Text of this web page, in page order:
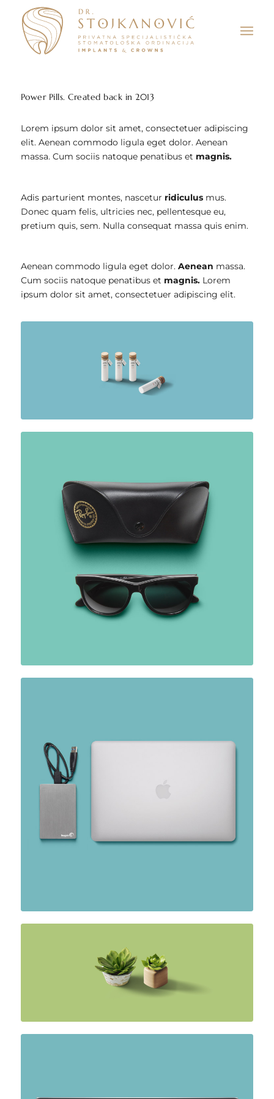
Power Pills. Created back in 2013
Lorem ipsum dolor sit amet, consectetuer adipiscing
elit. Aenean commodo ligula eget dolor. Aenean
massa. Cum sociis natoque penatibus et magnis.
Adis parturient montes, nascetur ridiculusmus.
Donec quam felis, ultricies nec, pellentesque eu,
pretium quis, sem. Nulla consequat massa quis enim.
Aenean commodo ligula eget dolor. Aenean massa.
Cum sociis natoque penatibus et magnis. Lorem
ipsum dolor sit amet, consectetuer adipiscing elit.